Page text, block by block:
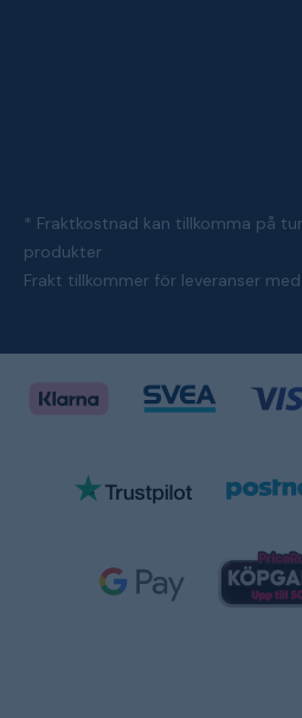
* Fraktkostnad kan tillkomma på
produkter
Frakt tillkommer för leveranser